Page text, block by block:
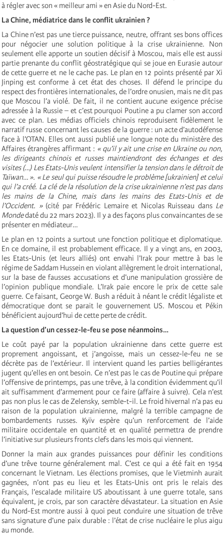
à régler avec son « meilleur ami » en Asie du Nord-Est.
La Chine, médiatrice dans le conflit ukrainien ?
La Chine n’est pas une tierce puissance, neutre, offrant ses bons offices
pour négocier une solution politique à la crise ukrainienne. Non
seulement elle apporte un soutien décisif à Moscou, mais elle est aussi
partie prenante du conflit géostratégique qui se joue en Eurasie autour
de cette guerre et ne le cache pas. Le plan en 12 points présenté par Xi
Jinping est conforme à cet état des choses. Il défend le principe du
respect des frontières internationales, de l’ordre onusien, mais ne dit pas
que Moscou l’a violé. De fait, il ne contient aucune exigence précise
adressée à la Russie – et c’est pourquoi Poutine a pu clamer son accord
avec ce plan. Les médias officiels chinois reproduisent fidèlement le
narratif russe concernant les causes de la guerre : un acte d’autodéfense
face à l’OTAN. Elles ont aussi publié une longue note du ministère des
Affaires étrangères affirmant : « qu’il y ait une crise en Ukraine ou non,
les dirigeants chinois et russes maintiendront des échanges et des
visites (…) Les Etats-Unis veulent intensifier la tension dans le détroit de
Taïwan… ». « Le seul qui puisse résoudre le problème [ukrainien] et celui
qui l’a créé. La clé de la résolution de la crise ukrainienne n’est pas dans
les mains de la Chine, mais dans les mains des Etats-Unis et de
l’Occident. »(cité par Frédéric Lemaire et Nicolas Ruisseau dans Le
Mondedaté du 22 mars 2023). Il y a des façons plus convaincantes de se
présenter en médiateur…
Le plan en 12 points a surtout une fonction politique et diplomatique.
En ce domaine, il est probablement efficace. Il y a vingt ans, en 2003,
les Etats-Unis (et leurs alliés) ont envahi l’Irak pour mettre à bas le
régime de Saddam Hussein en violant allègrement le droit international,
sur la base de fausses accusations et d’une manipulation grossière de
l’opinion publique mondiale. L’Irak paie encore le prix de cette sale
guerre. Ce faisant, George W. Bush a réduit à néant le crédit légaliste et
démocratique dont se parait le gouvernement US. Moscou et Pékin
bénéficient aujourd’hui de cette perte de crédit.
La question d’un cessez-le-feu se pose néanmoins…
Le coût payé par la population ukrainienne dans cette guerre est
proprement angoissant, et j’angoisse, mais un cessez-le-feu ne se
décrète pas de l’extérieur. Il intervient quand les parties belligérantes
jugent qu’elles en ont besoin. Ce n’est pas le cas de Poutine qui prépare
l’offensive de printemps, pas une trêve, à la condition évidemment qu’il
ait suffisamment d’armement pour ce faire (affaire à suivre). Cela n’est
pas non plus le cas de Zelensky, semble-t-il. Le froid hivernal n’a pas eu
raison de la population ukrainienne, malgré la terrible campagne de
bombardements russes. Kyïv espère qu’un renforcement de l’aide
militaire occidentale en quantité et en qualité permettra de prendre
l’initiative sur plusieurs fronts clefs dans les mois qui viennent.
Donner la main aux grandes puissances pour définir les conditions
d’une trêve tourne généralement mal. C’est ce qui a été fait en 1954
concernant le Vietnam. Les élections promises, que le Vietminh aurait
gagnées, n’ont pas eu lieu et les Etats-Unis ont pris le relais des
Français, l’escalade militaire US aboutissant à une guerre totale, sans
équivalent, je crois, par son caractère dévastateur. La situation en Asie
du Nord-Est montre aussi à quoi peut conduire une situation de trêve
sans signature d’une paix durable : l’état de crise nucléaire le plus aigu
au monde.